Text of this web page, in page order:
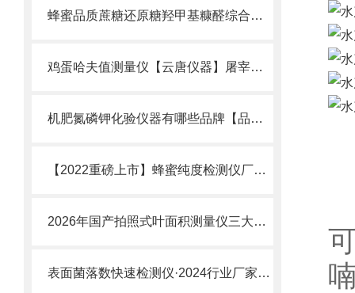
蜂蜜品质蔗糖还原糖羟甲基糠醛综合检测仪厂家推荐行业分析
鸡蛋哈夫值测量仪【云唐仪器】屠宰场鸡蛋鸡蛋哈夫值快速测量仪
机肥氮磷钾化验仪器有哪些品牌【品牌精选】云唐机肥氮磷钾化验仪器行业推荐
【2022重磅上市】蜂蜜纯度检测仪厂家排名@智能蜂蜜纯度检测仪厂家排名
2026年国产拍照式叶面积测量仪三大主流品牌权-威对比测评
表面菌落数快速检测仪·2024行业厂家精云唐仪器